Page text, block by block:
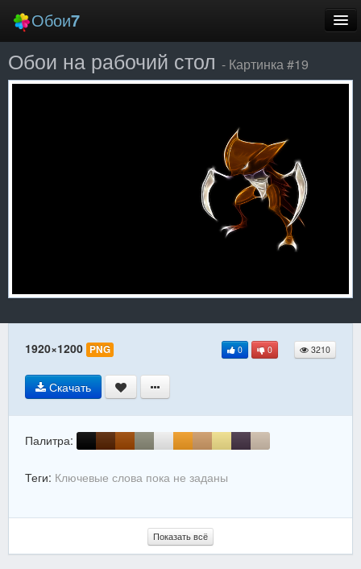
Обои7
Новые
Лучшие
Обои на рабочий стол - Картинка #19
1920×1200 PNG 0 0 3210
Скачать
Палитра:
Теги: Ключевые слова пока не заданы
Показать всё